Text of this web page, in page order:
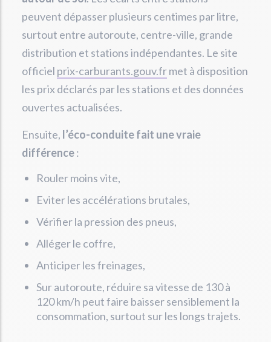
peuvent dépasser plusieurs centimes par litre,
surtout entre autoroute, centre-ville, grande
distribution et stations indépendantes. Le site
officiel prix-carburants.gouv.frmet à disposition
les prix déclarés par les stations et des données
ouvertes actualisées.
Ensuite, l’éco-conduite fait une vraie
différence:
Rouler moins vite,
Eviter les accélérations brutales,
Vérifier la pression des pneus,
Alléger le coffre,
Anticiper les freinages,
Sur autoroute, réduire sa vitesse de 130 à
120 km/h peut faire baisser sensiblement la
consommation, surtout sur les longs trajets.